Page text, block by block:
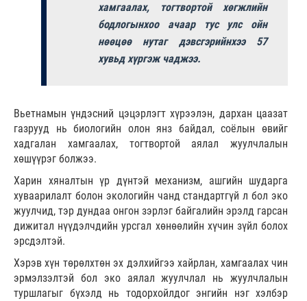
хамгаалах, тогтвортой хөгжлийн
бодлогынхоо ачаар тус улс ойн
нөөцөө нутаг дэвсгэрийнхээ 57
хувьд хүргэж чаджээ.
Вьетнамын үндэсний цэцэрлэгт хүрээлэн, дархан цаазат
газрууд нь биологийн олон янз байдал, соёлын өвийг
хадгалан хамгаалах, тогтвортой аялал жуулчлалын
хөшүүрэг болжээ.
Харин хяналтын үр дүнтэй механизм, ашгийн шударга
хуваарилалт болон экологийн чанд стандартгүй л бол эко
жуулчид, тэр дундаа онгон зэрлэг байгалийн эрэлд гарсан
дижитал нүүдэлчдийн урсгал хөнөөлийн хүчин зүйл болох
эрсдэлтэй.
Хэрэв хүн төрөлхтөн эх дэлхийгээ хайрлан, хамгаалах чин
эрмэлзэлтэй бол эко аялал жуулчлал нь жуулчлалын
туршлагыг бүхэлд нь тодорхойлдог энгийн нэг хэлбэр